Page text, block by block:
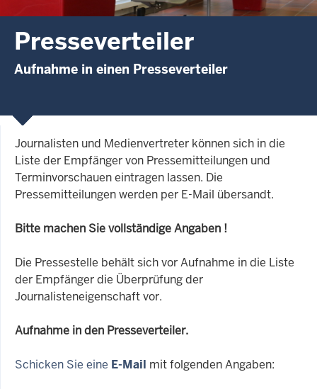
Presseverteiler
Aufnahme in einen Presseverteiler
Journalisten und Medienvertreter können sich in die
Liste der Empfänger von Pressemitteilungen und
Terminvorschauen eintragen lassen. Die
Pressemitteilungen werden per E-Mail übersandt.
Bitte machen Sie vollständige Angaben !
Die Pressestelle behält sich vor Aufnahme in die Liste
der Empfänger die Überprüfung der
Journalisteneigenschaft vor.
Aufnahme in den Presseverteiler.
Schicken Sie eine E-Mail mit folgenden Angaben: